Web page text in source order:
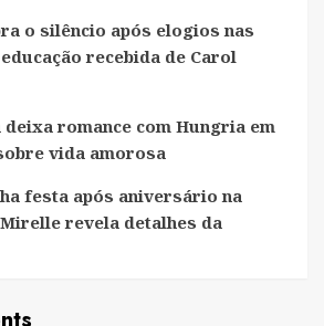
o silêncio após elogios nas
recebida de Carol
romance com Hungria em
vida amorosa
festa após aniversário na
revela detalhes da